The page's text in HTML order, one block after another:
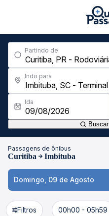
Partindo de
Indo para
Ida
Passagens de ônibus
Curitiba Imbituba
Domingo, 09 de Agosto
Filtros 00h00 - 05h59